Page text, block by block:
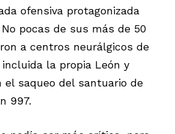
ofensiva protagonizada
pocas de sus más de 50
a centros neurálgicos de
la propia León y
el saqueo del santuario de
997.